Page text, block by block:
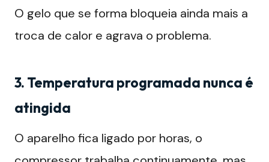
O gelo que se forma bloqueia ainda mais a
troca de calor e agrava o problema.
3. Temperatura programada nunca é
atingida
O aparelho fica ligado por horas, o